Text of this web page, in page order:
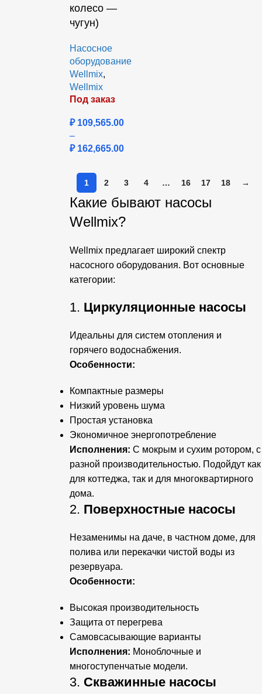
колесо —
чугун)
Насосное
оборудование
Wellmix,
Wellmix
Под заказ
₽109,565.00
–
₽162,665.00
1 2 3 4 … 16 17 18 →
Какие бывают насосы
Wellmix?
Wellmix предлагает широкий спектр
насосного оборудования. Вот основные
категории:
1. Циркуляционные насосы
Идеальны для систем отопления и
горячего водоснабжения.
Особенности:
Компактные размеры
Низкий уровень шума
Простая установка
Экономичное энергопотребление
Исполнения: С мокрым и сухим ротором, с
разной производительностью. Подойдут как
для коттеджа, так и для многоквартирного
дома.
2. Поверхностные насосы
Незаменимы на даче, в частном доме, для
полива или перекачки чистой воды из
резервуара.
Особенности:
Высокая производительность
Защита от перегрева
Самовсасывающие варианты
Исполнения: Моноблочные и
многоступенчатые модели.
3. Скважинные насосы